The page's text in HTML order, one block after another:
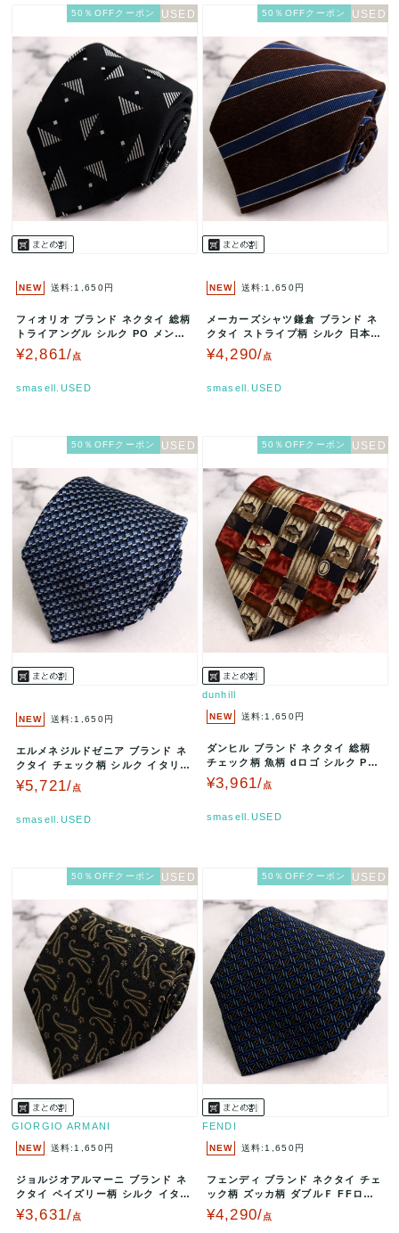
50％OFFクーポン
NEW 送料:1,650円
フィオリオ ブランド ネクタイ 総柄
トライアングル シルク PO メンズ
ブラック fiorio …
¥2,861/点
smasell.USED
50％OFFクーポン
NEW 送料:1,650円
メーカーズシャツ鎌倉 ブランド ネ
クタイ ストライプ柄 シルク 日本製
PO メンズ ブラウン KA…
¥4,290/点
smasell.USED
50％OFFクーポン
NEW 送料:1,650円
エルメネジルドゼニア ブランド ネ
クタイ チェック柄 シルク イタリア
製 PO メンズ ネイビー E…
¥5,721/点
smasell.USED
50％OFFクーポン
dunhill
NEW 送料:1,650円
ダンヒル ブランド ネクタイ 総柄
チェック柄 魚柄 dロゴ シルク PO
メンズ ブラウン dun…
¥3,961/点
smasell.USED
50％OFFクーポン
GIORGIO ARMANI
NEW 送料:1,650円
ジョルジオアルマーニ ブランド ネ
クタイ ペイズリー柄 シルク イタリ
ア製 PO メンズ ブラック …
¥3,631/点
50％OFFクーポン
FENDI
NEW 送料:1,650円
フェンディ ブランド ネクタイ チェ
ック柄 ズッカ柄 ダブルＦ FFロゴ
シルク イタリア製 PO …
¥4,290/点